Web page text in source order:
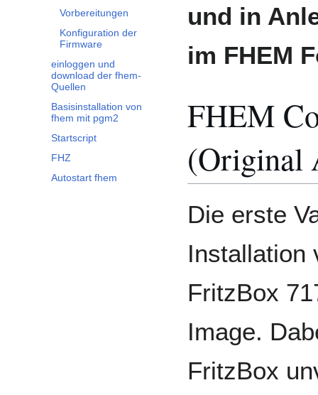
Vorbereitungen
Konfiguration der
Firmware
einloggen und
download der fhem-
Quellen
Basisinstallation von
fhem mit pgm2
Startscript
FHZ
Autostart fhem
und in
im FHEM
FHEM
(Original
Die erste
Installation
FritzBox
Image.
FritzBox